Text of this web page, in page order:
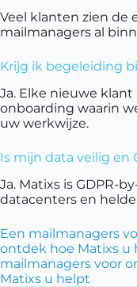
Veel klanten zien de
mailmanagers al
Krijg ik begeleiding
Ja. Elke nieuwe
onboarding waarin
uw werkwijze.
Is mijn data veilig en
Ja. Matixs is GDPR-
datacenters en
Een mailmanagers
ontdek hoe Matixs u
mailmanagers voor
Matixs u helpt